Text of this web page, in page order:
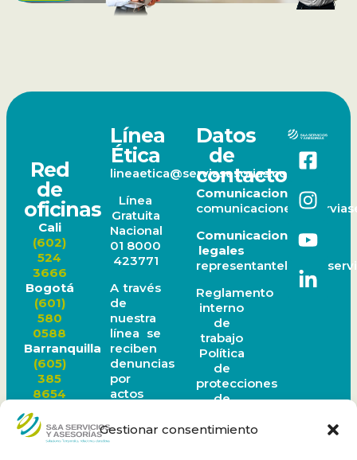
Gestionar consentimiento
Red
de
oficinas
Cali
(602)
524
3666
Bogotá
(601)
580
0588
Barranquilla
(605)
385
8654
Ibagué
(608)
277
Línea
Ética
lineaetica@serviasesorias.com.co
Línea
Gratuita
Nacional
01 8000
423771
A través
de
nuestra
línea se
reciben
denuncias
por
actos
corrupción
o faltas
Datos
de
contacto
Comunicaciones
Comunicaciones
legales
Reglamento
interno
de
trabajo
Política
de
protecciones
de
personales